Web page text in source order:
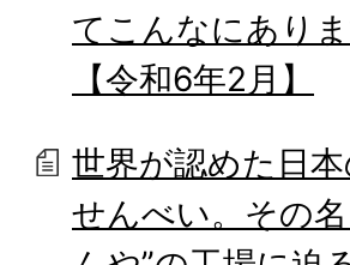
てこんなにありま
【令和6年2月】
世界が認めた日
せんべい。その